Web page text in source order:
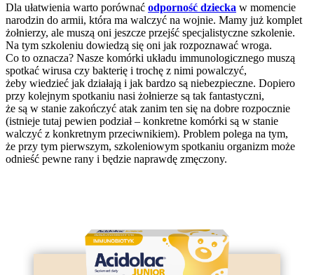
Dla ułatwienia warto porównać odporność dziecka w momencie
narodzin do armii, która ma walczyć na wojnie. Mamy już komplet
żołnierzy, ale muszą oni jeszcze przejść specjalistyczne szkolenie.
Na tym szkoleniu dowiedzą się oni jak rozpoznawać wroga.
Co to oznacza? Nasze komórki układu immunologicznego muszą
spotkać wirusa czy bakterię i trochę z nimi powalczyć,
żeby wiedzieć jak działają i jak bardzo są niebezpieczne. Dopiero
przy kolejnym spotkaniu nasi żołnierze są tak fantastyczni,
że są w stanie zakończyć atak zanim ten się na dobre rozpocznie
(istnieje tutaj pewien podział – konkretne komórki są w stanie
walczyć z konkretnym przeciwnikiem). Problem polega na tym,
że przy tym pierwszym, szkoleniowym spotkaniu organizm może
odnieść pewne rany i będzie naprawdę zmęczony.